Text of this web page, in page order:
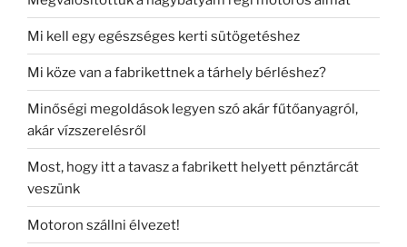
Mi kell egy egészséges kerti sütögetéshez
Mi köze van a fabrikettnek a tárhely bérléshez?
Minőségi megoldások legyen szó akár fűtőanyagról,
akár vízszerelésről
Most, hogy itt a tavasz a fabrikett helyett pénztárcát
veszünk
Motoron szállni élvezet!